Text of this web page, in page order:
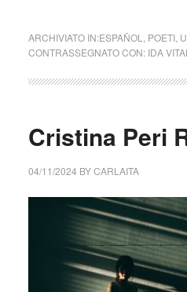
ARCHIVIATO IN:ESPAÑOL POETI,
CONTRASSEGNATO CON: IDA
Cristina Peri
04/11/2024 BYCARLAITA